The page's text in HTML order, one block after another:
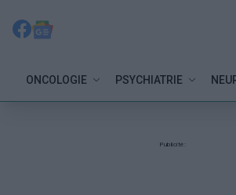
ONCOLOGIE PSYCHIATRIE
Publicité: